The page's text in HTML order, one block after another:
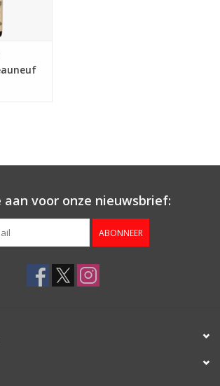
aan voor onze nieuwsbrief:
ABONNEER